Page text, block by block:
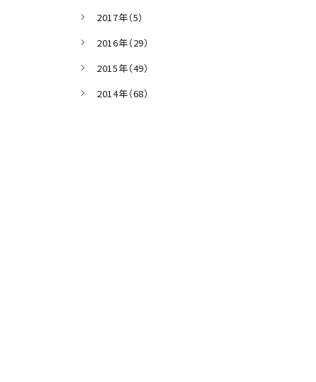
2017年（5）
2016年（29）
2015年（49）
2014年（68）